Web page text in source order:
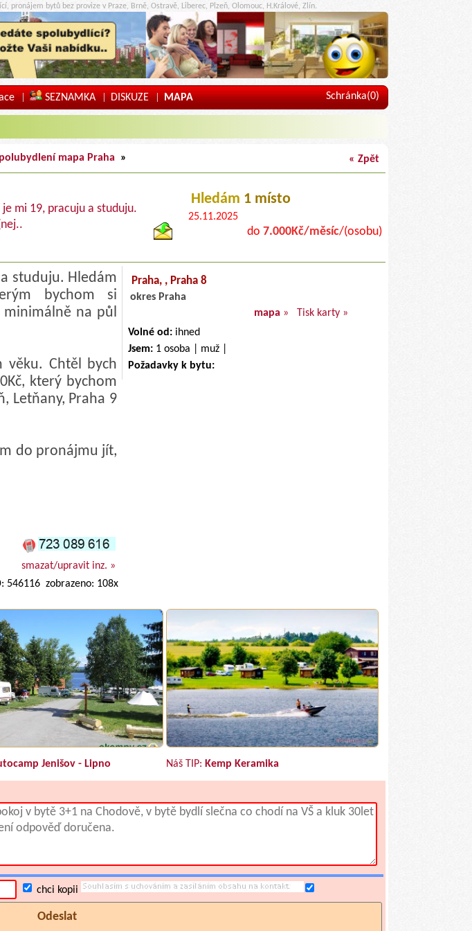
pronájem bytů bez provize v Praze, Brně, Ostravě, Liberec, Plzeň, Olomouc, H.Králové, Zlín.
| SEZNAMKA | DISKUZE | MAPA Schránka(0)
mapa Praha » « Zpět
mi 19, pracuju a studuju.
Hledám 1 místo
do 7.000Kč/měsíc/(osobu)
25.11.2025
studuju. Hledám
bychom si
na půl
věku. Chtěl bych
který bychom
Letňany, Praha 9
do pronájmu jít,
smazat/upravit inz. »
546116 zobrazeno: 108x
Praha, , Praha 8
okres Praha
mapa »
Tisk karty »
Volné od: ihned
Jsem: 1 osoba | muž |
Požadavky k bytu:
Jenišov - Lipno Náš TIP: Kemp Keramika
chci kopii